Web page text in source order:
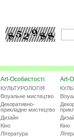
Art-Особистості
КУЛЬТУРОЛОГІЯ
Візуальне мистецтво
Декоративно-
прикладне мистецтво
Дизайн
Кіно
Література
Art-
Кіно